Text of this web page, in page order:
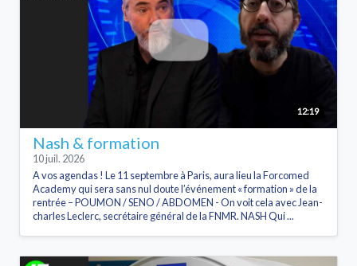
12:19
Nash & formation
10 juil. 2026
A vos agendas ! Le 11 septembre à Paris, aura lieu la Forcomed
Academy qui sera sans nul doute l’événement « formation » de la
rentrée – POUMON / SENO / ABDOMEN - On voit cela avec Jean-
charles Leclerc, secrétaire général de la FNMR. NASH Qui ...